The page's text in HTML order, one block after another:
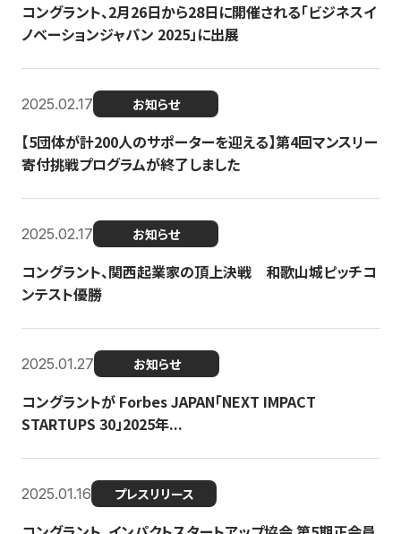
コングラント、2月26日から28日に開催される「ビジネスイ
ノベーションジャパン 2025」に出展
2025.02.17 お知らせ
【5団体が計200人のサポーターを迎える】​​第4回マンスリー
寄付挑戦プログラムが終了しました
2025.02.17 お知らせ
コングラント、関西起業家の頂上決戦 和歌山城ピッチコ
ンテスト優勝
2025.01.27 お知らせ
コングラントが Forbes JAPAN「NEXT IMPACT
STARTUPS 30」2025年...
2025.01.16 プレスリリース